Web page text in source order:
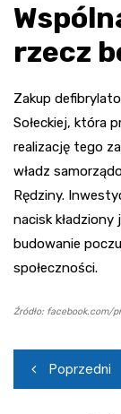
rzecz
Zakup
Sołeckiej, która
realizację tego
władz
Rędziny.
nacisk
budowanie
społeczności.
Źródło: facebook.com/
wpisu
Poprzedni